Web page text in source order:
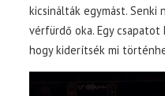
kicsinálták egymást.
vérfürdő oka. Egy
hogy kiderítsék mi